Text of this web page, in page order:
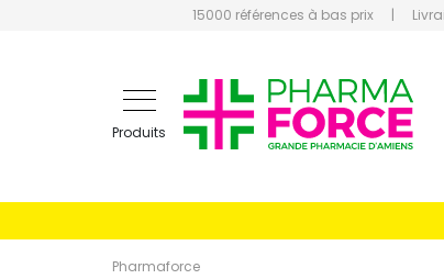
15000 références à bas prix |
Produits
Pharmaforce